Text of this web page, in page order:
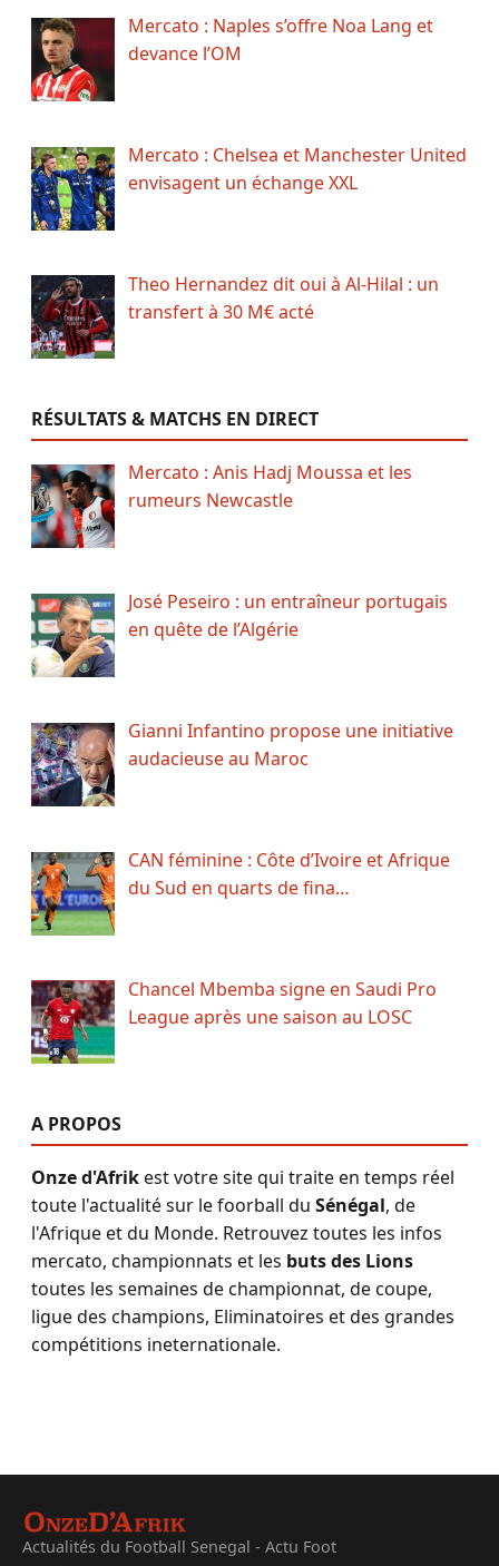
Mercato : Naples s’offre Noa Lang et
devance l’OM
Mercato : Chelsea et Manchester United
envisagent un échange XXL
Theo Hernandez dit oui à Al-Hilal : un
transfert à 30 M€ acté
RÉSULTATS & MATCHS EN DIRECT
Mercato : Anis Hadj Moussa et les
rumeurs Newcastle
José Peseiro : un entraîneur portugais
en quête de l’Algérie
Gianni Infantino propose une initiative
audacieuse au Maroc
CAN féminine : Côte d’Ivoire et Afrique
du Sud en quarts de fina…
Chancel Mbemba signe en Saudi Pro
League après une saison au LOSC
A PROPOS
Onze d'Afrikest votre site qui traite en temps réel
toute l'actualité sur le foorball du Sénégal, de
l'Afrique et du Monde. Retrouvez toutes les infos
mercato, championnats et les buts des Lions
toutes les semaines de championnat, de coupe,
ligue des champions, Eliminatoires et des grandes
compétitions ineternationale.
Actualités du Football Senegal - Actu Foot